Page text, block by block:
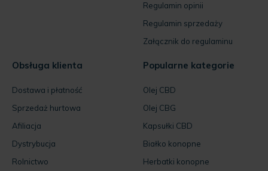
Regulamin opinii
Regulamin sprzedaży
Załącznik do regulaminu
Obsługa klienta
Dostawa i płatność
Sprzedaż hurtowa
Afiliacja
Dystrybucja
Rolnictwo
Popularne kategorie
Olej CBD
Olej CBG
Kapsułki CBD
Białko konopne
Herbatki konopne